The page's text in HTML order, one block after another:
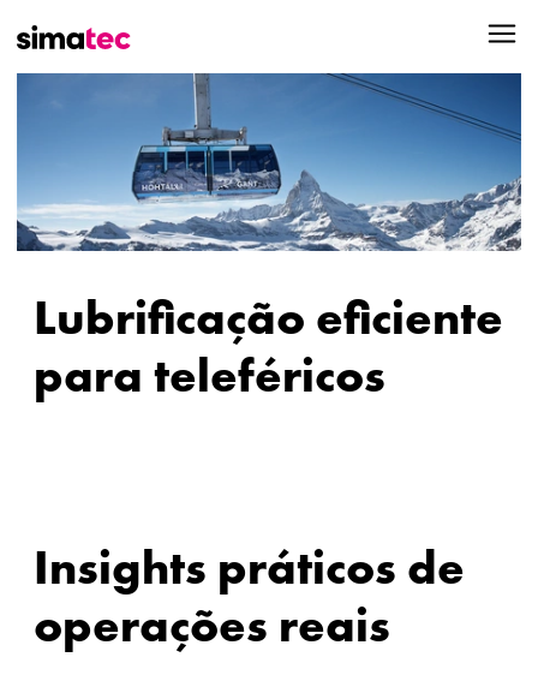
Lubrificação eficiente
para teleféricos
Insights práticos de
operações reais